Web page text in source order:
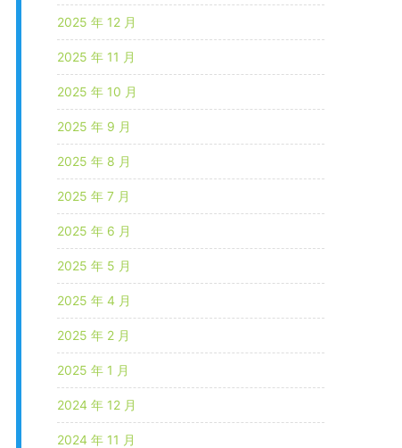
2025 年 12 月
2025 年 11 月
2025 年 10 月
2025 年 9 月
2025 年 8 月
2025 年 7 月
2025 年 6 月
2025 年 5 月
2025 年 4 月
2025 年 2 月
2025 年 1 月
2024 年 12 月
2024 年 11 月